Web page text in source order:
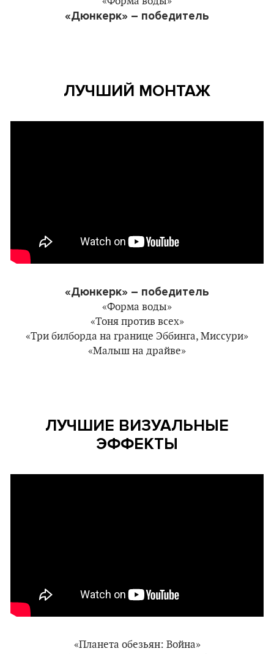
«Дюнкерк» – победитель
ЛУЧШИЙ МОНТАЖ
«Дюнкерк» – победитель
«Форма воды»
«Тоня против всех»
«Три билборда на границе Эббинга, Миссури»
«Малыш на драйве»
ЛУЧШИЕ ВИЗУАЛЬНЫЕ
ЭФФЕКТЫ
«Планета обезьян: Война»